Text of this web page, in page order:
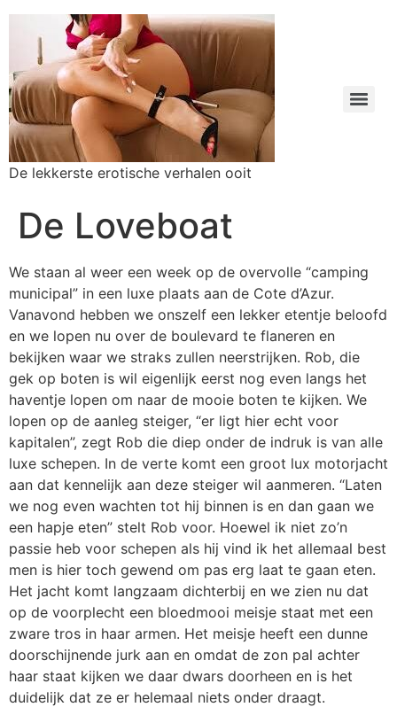
De lekkerste erotische verhalen ooit
De Loveboat
We staan al weer een week op de overvolle “camping
municipal” in een luxe plaats aan de Cote d’Azur.
Vanavond hebben we onszelf een lekker etentje beloofd
en we lopen nu over de boulevard te flaneren en
bekijken waar we straks zullen neerstrijken. Rob, die
gek op boten is wil eigenlijk eerst nog even langs het
haventje lopen om naar de mooie boten te kijken. We
lopen op de aanleg steiger, “er ligt hier echt voor
kapitalen”, zegt Rob die diep onder de indruk is van alle
luxe schepen. In de verte komt een groot lux motorjacht
aan dat kennelijk aan deze steiger wil aanmeren. “Laten
we nog even wachten tot hij binnen is en dan gaan we
een hapje eten” stelt Rob voor. Hoewel ik niet zo’n
passie heb voor schepen als hij vind ik het allemaal best
men is hier toch gewend om pas erg laat te gaan eten.
Het jacht komt langzaam dichterbij en we zien nu dat
op de voorplecht een bloedmooi meisje staat met een
zware tros in haar armen. Het meisje heeft een dunne
doorschijnende jurk aan en omdat de zon pal achter
haar staat kijken we daar dwars doorheen en is het
duidelijk dat ze er helemaal niets onder draagt.